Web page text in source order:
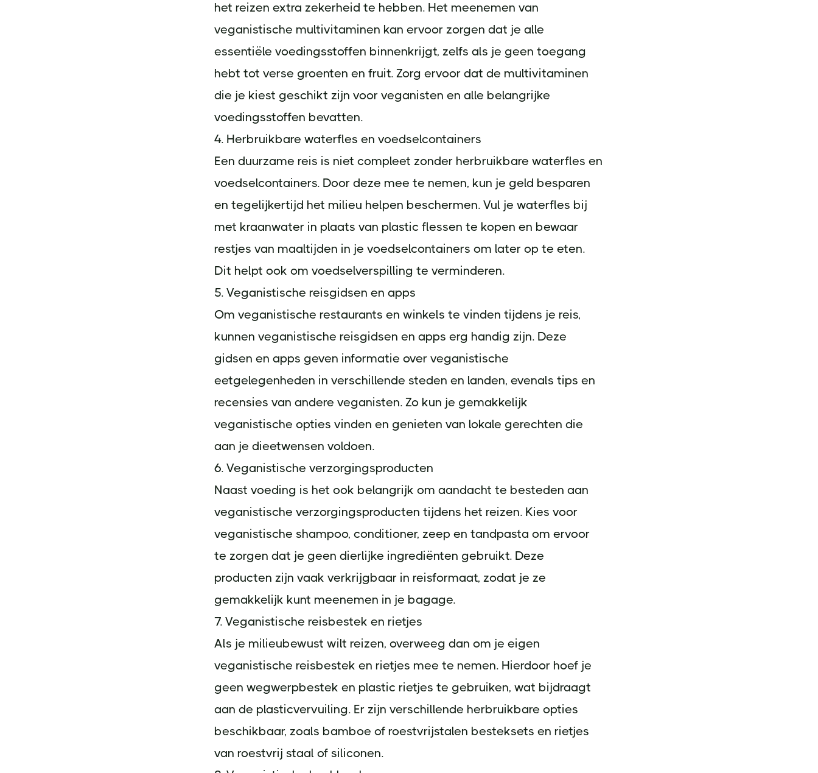
het reizen extra zekerheid te hebben. Het meenemen van
veganistische multivitaminen kan ervoor zorgen dat je alle
essentiële voedingsstoffen binnenkrijgt, zelfs als je geen toegang
hebt tot verse groenten en fruit. Zorg ervoor dat de multivitaminen
die je kiest geschikt zijn voor veganisten en alle belangrijke
voedingsstoffen bevatten.
4. Herbruikbare waterfles en voedselcontainers
Een duurzame reis is niet compleet zonder herbruikbare waterfles en
voedselcontainers. Door deze mee te nemen, kun je geld besparen
en tegelijkertijd het milieu helpen beschermen. Vul je waterfles bij
met kraanwater in plaats van plastic flessen te kopen en bewaar
restjes van maaltijden in je voedselcontainers om later op te eten.
Dit helpt ook om voedselverspilling te verminderen.
5. Veganistische reisgidsen en apps
Om veganistische restaurants en winkels te vinden tijdens je reis,
kunnen veganistische reisgidsen en apps erg handig zijn. Deze
gidsen en apps geven informatie over veganistische
eetgelegenheden in verschillende steden en landen, evenals tips en
recensies van andere veganisten. Zo kun je gemakkelijk
veganistische opties vinden en genieten van lokale gerechten die
aan je dieetwensen voldoen.
6. Veganistische verzorgingsproducten
Naast voeding is het ook belangrijk om aandacht te besteden aan
veganistische verzorgingsproducten tijdens het reizen. Kies voor
veganistische shampoo, conditioner, zeep en tandpasta om ervoor
te zorgen dat je geen dierlijke ingrediënten gebruikt. Deze
producten zijn vaak verkrijgbaar in reisformaat, zodat je ze
gemakkelijk kunt meenemen in je bagage.
7. Veganistische reisbestek en rietjes
Als je milieubewust wilt reizen, overweeg dan om je eigen
veganistische reisbestek en rietjes mee te nemen. Hierdoor hoef je
geen wegwerpbestek en plastic rietjes te gebruiken, wat bijdraagt
aan de plasticvervuiling. Er zijn verschillende herbruikbare opties
beschikbaar, zoals bamboe of roestvrijstalen besteksets en rietjes
van roestvrij staal of siliconen.